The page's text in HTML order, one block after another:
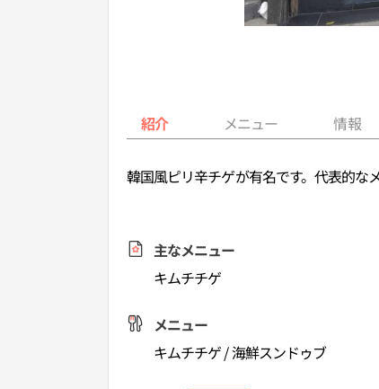
紹介 メニュー 情報
韓国風ピリ辛チゲが有名です。代表的な
主なメニュー
キムチチゲ
メニュー
キムチチゲ / 海鮮スンドゥブ